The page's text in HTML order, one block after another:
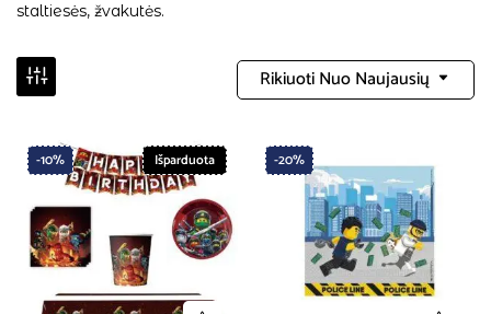
staltiesės, žvakutės.
Rikiuoti Nuo Naujausių
-10% Išparduota -20%